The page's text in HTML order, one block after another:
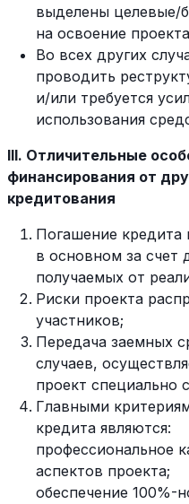
выделены целевые/
на освоение
Во всех других
проводить
и/или требуется
использования
III. Отличительные
финансирования от
кредитования
Погашение кредита
в основном за счет
получаемых от
Риски проекта
участников;
Передача заемных
случаев,
проект специально
Главными
кредита являются:
профессиональное
аспектов проекта;
обеспечение 100%-